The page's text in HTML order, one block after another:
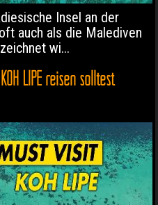
Insel an der
auch als die Malediven
wi...
LIPE reisen solltest